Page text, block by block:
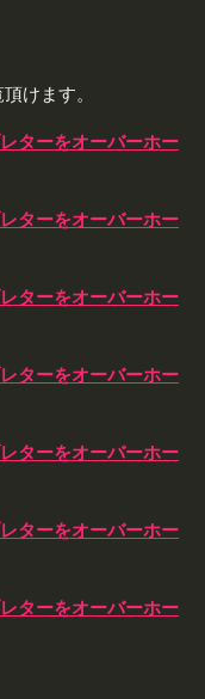
けます。
ターをオーバーホー
ターをオーバーホー
ターをオーバーホー
ターをオーバーホー
ターをオーバーホー
ターをオーバーホー
ターをオーバーホー